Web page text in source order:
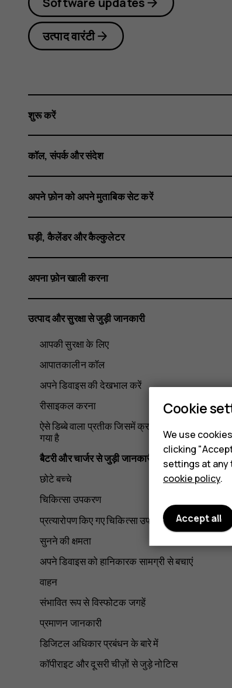
उत्पाद वारंटी
शुरू करें
कॉल, संपर्क और संदेश
अपने फ़ोन को अपने मुताबिक सेट करें
घड़ी, कैलेंडर और कैल्कुलेटर
अपना फ़ोन खाली करना
उत्पाद और सुरक्षा से जुड़ी जानकारी
आपकी सुरक्षा के लिए
आपातकालीन कॉल
अपने डिवाइस की देखभाल करें
रीसाइकल करना
ऐसे डिब्बे वाला प्रतीक जिसमें क्रस-आउट वाला चक्र दिया
गया है
बैटरी और चार्जर से जुड़ी जानकारी
छोटे बच्चे
चिकित्सा उपकरण
प्रत्यारोपण किए गए चिकित्सा उपकरण
सुनने की क्षमता
अपने डिवाइस को हानिकारक सामग्री से बचाएं
वाहन
संभावित रूप से विस्फोटक जगहें
प्रमाणन जानकारी
डिजिटल अधिकार प्रबंधन के बारे में
कॉपीराइट और दूसरी चीज़ों से जुड़े नोटिस
Cookie
We use
clicking
settings at any
cookie policy.
Accept all